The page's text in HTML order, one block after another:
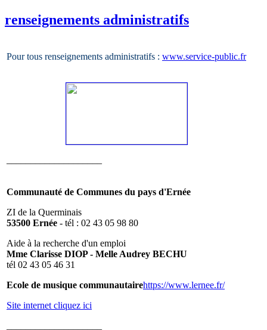
renseignements administratifs
Pour tous renseignements administratifs : www.service-public.fr
Communauté de Communes du pays d'Ernée
ZI de la Querminais
53500 Ernée - tél : 02 43 05 98 80
Aide à la recherche d'un emploi
Mme Clarisse DIOP - Melle Audrey BECHU
tél 02 43 05 46 31
Ecole de musique communautairehttps://www.lernee.fr/
Site internet cliquez ici